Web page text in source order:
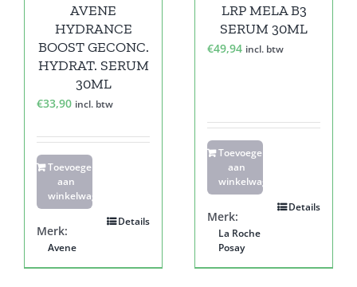
AVENE
HYDRANCE
BOOST GECONC.
HYDRAT. SERUM
30ML
€33,90 incl. btw
Toevoegen
aan
winkelwagen
Details
Merk:
Avene
LRP MELA B3
SERUM 30ML
€49,94 incl. btw
Toevoegen
aan
winkelwagen
Details
Merk:
La Roche
Posay